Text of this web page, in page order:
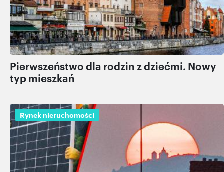
Pierwszeństwo dla rodzin z dziećmi. Nowy
typ mieszkań
Rynek nieruchomości